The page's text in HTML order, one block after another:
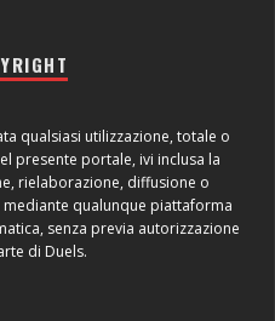
qualsiasi utilizzazione, totale o
presente portale, ivi inclusa la
rielaborazione, diffusione o
qualunque piattaforma
senza previa autorizzazione
di Duels.